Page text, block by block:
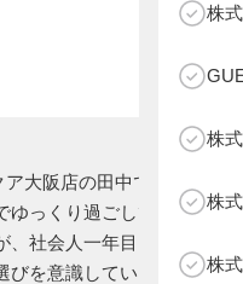
株
株
株
株
大阪店の田中です☺️ お
ゆっくり過ごしていま
社会人一年目になり最
びを意識しています🩷お